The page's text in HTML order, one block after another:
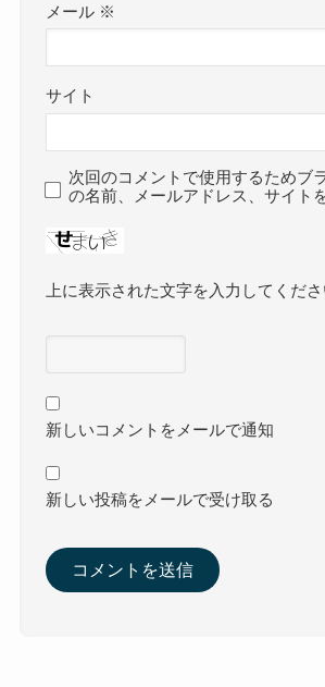
メール ※
サイト
次回のコメントで使用するためブ
の名前、メールアドレス、サイト
上に表示された文字を入力してくださ
新しいコメントをメールで通知
新しい投稿をメールで受け取る